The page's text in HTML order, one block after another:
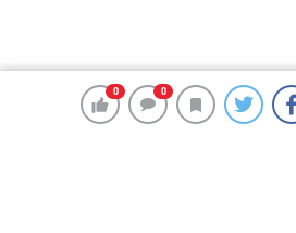
0 0
0 0